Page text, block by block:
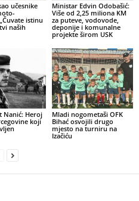
učesnike
istinu
naših
Ministar Edvin Odobašić:
Više od 2,25 miliona KM
za puteve, vodovode,
deponije i komunalne
projekte širom USK
Nanić: Heroj
koji
Mladi nogometaši OFK
Bihać osvojili drugo
mjesto na turniru na
Izačiću